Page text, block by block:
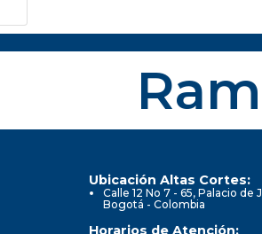
Ubicación Altas Cortes:
Calle 12 No 7 - 65, Palacio
Bogotá - Colombia
Horarios de Atención: